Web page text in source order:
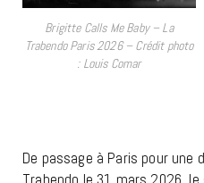
Brigitte Calls Me Baby – La
Trabendo Paris 2026 – Crédit photo
: Louis Comar
De passage à Paris pour